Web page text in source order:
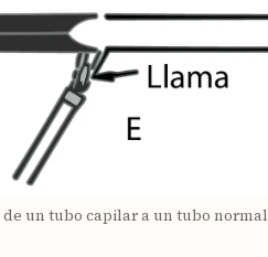
de un tubo capilar a un tubo normal